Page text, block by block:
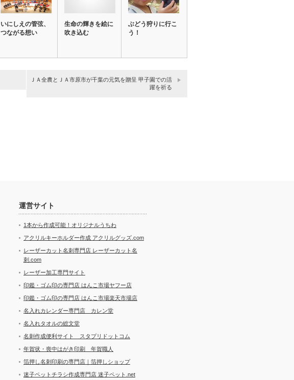
いにしえの管弦、
つながる想い
生命の輝きを絵に
吹き込む
ぶどう狩りに行こ
う！
ＪＡ全農とＪＡ市原市が千葉の元気を贈呈 甲子園での活
躍を祈る
運営サイト
1本から作成可能！オリジナルうちわ
アクリルキーホルダー作成 アクリルグッズ.com
レーザーカット名刺専門店 レーザーカット名
刺.com
レーザー加工専門サイト
印鑑・ゴム印の専門店 はんこ市場ヤフー店
印鑑・ゴム印の専門店 はんこ市場楽天市場店
名入れカレンダー専門店 カレン堂
名入れタオルの総文堂
名刺作成便利サイト スタプリドットコム
年賀状・喪中はがき印刷 年賀職人
箔押し名刺印刷の専門店｜箔押しショップ
迷子ペットチラシ作成専門店 迷子ペット.net